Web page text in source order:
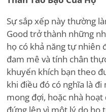
Sự sắp xếp này thường
Good trở thành những
họ có khả năng tự nhiên
đam mê và tính chân
khuyến khích bạn theo
khi điều đó có nghĩa là
mong đợi, hoặc nhà